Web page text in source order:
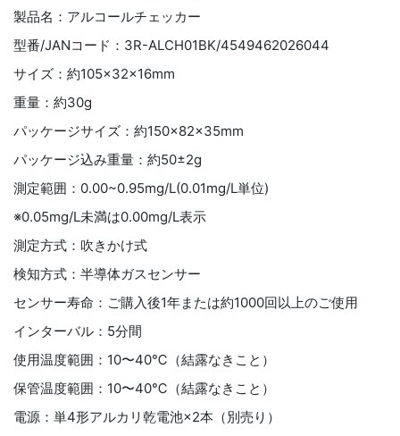
製品名：アルコールチェッカー
型番/JANコード：3R-ALCH01BK/4549462026044
サイズ：約105×32×16mm
重量：約30g
パッケージサイズ：約150×82×35mm
パッケージ込み重量：約50±2g
測定範囲：0.00~0.95mg/L(0.01mg/L単位)
※0.05mg/L未満は0.00mg/L表示
測定方式：吹きかけ式
検知方式：半導体ガスセンサー
センサー寿命：ご購入後1年または約1000回以上のご使用
インターバル：5分間
使用温度範囲：10〜40℃（結露なきこと）
保管温度範囲：10〜40℃（結露なきこと）
電源：単4形アルカリ乾電池×2本（別売り）